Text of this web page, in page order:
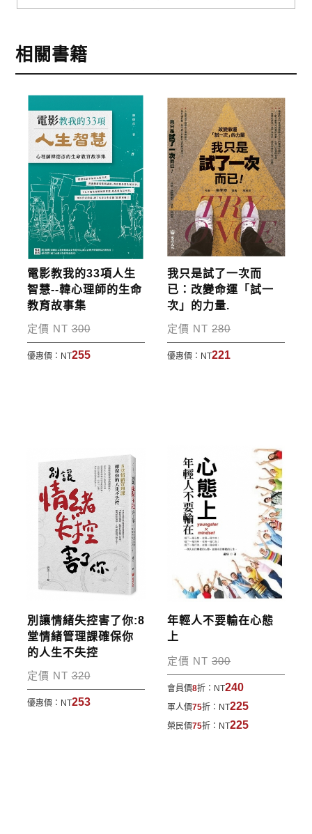
2.銀行轉帳:選擇銀行轉帳時，請填寫您的銀行帳號後
五碼，並於三日內完成匯款，以利核銷作業。
3.郵局劃撥: 選擇郵局劃撥時，請於三日內至郵局填寫
劃撥單，匯款者大名請填寫跟訂購者大名一致，以利
核銷作業。
步驟4 完成訂購
訂購完成後，可至會員專區查詢「我的訂單」，查詢
訂單處理的狀態。
運費說明:
*國內凡一次訂購本公司書籍900元(含)以上，採國內
包裹運送，一律免運費；899元以下須自付80元運
費。外文書籍將由專人估價
，訂購後48小時內回覆運
費於訂單中。
付款完成後，本公司將於七日內以郵寄方式寄送到您
所指定的地點。
相關書籍
電影教我的33項人生
智慧--韓心理師的生命
教育故事集
定價 NT300
優惠價： NT255
我只是試了一次而
已：改變命運「試一
次」的力量.
定價 NT280
優惠價： NT221
別讓情緒失控害了你:8
堂情緒管理課確保你
的人生不失控
定價 NT320
優惠價： NT253
年輕人不要輸在心態
上
定價 NT300
會員價8折： NT240
軍人價75折： NT225
榮民價75折： NT225